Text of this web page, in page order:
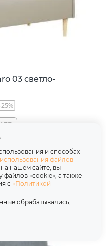
03 светло-
25%
+35
и способах
файлов
нашем сайте, вы
файлов «cookie», а также
с «Политикой
обрабатывались,